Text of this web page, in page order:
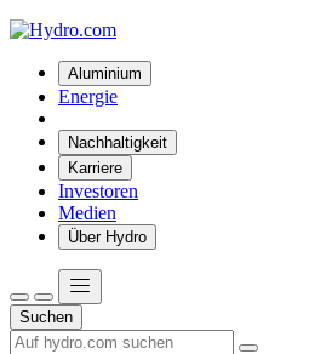
Aluminium
Energie
Nachhaltigkeit
Karriere
Investoren
Medien
Über Hydro
Suchen